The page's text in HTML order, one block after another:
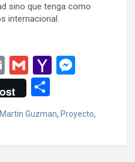
sino que tenga como
internacional.
E
m
ail
G
m
ail
Y
o
o
n
g
m
p
Martin Guzman, Proyecto,